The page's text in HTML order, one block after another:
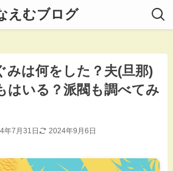
えむブログ
みは何をした？夫(旦那)
はいる？派閥も調べてみ
年7月31日 2024年9月6日